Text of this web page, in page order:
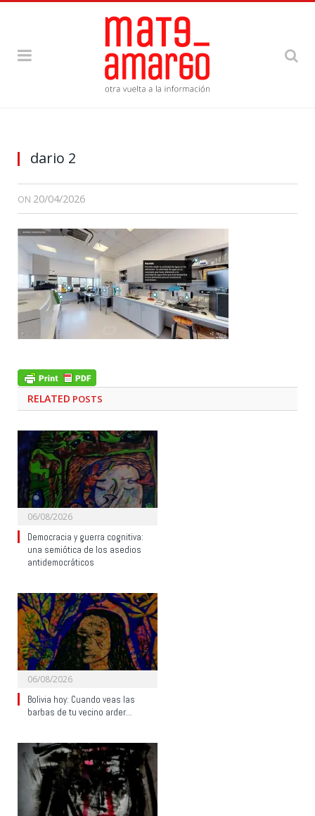
dario 2
ON 20/04/2026
RELATED POSTS
06/08/2026
Democracia y guerra cognitiva:
una semiótica de los asedios
antidemocráticos
06/08/2026
Bolivia hoy: Cuando veas las
barbas de tu vecino arder…